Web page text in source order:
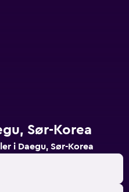
Sør-Korea
i Daegu, Sør-Korea